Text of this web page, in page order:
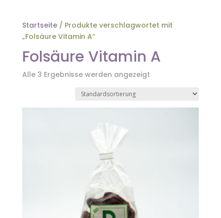
Startseite/ Produkte verschlagwortet mit
„Folsäure Vitamin A“
Folsäure Vitamin A
Alle 3 Ergebnisse werden angezeigt